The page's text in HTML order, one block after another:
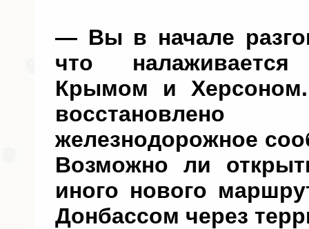
— Вы в начале
что
Крымом и
железнодорожное
Возможно ли
иного нового
Донбассом через